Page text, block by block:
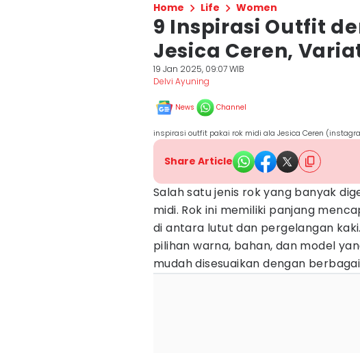
Home Life Women
9 Inspirasi Outfit
Jesica Ceren,
19 Jan 2025, 09:07 WIB
Delvi Ayuning
News Channel
inspirasi outfit pakai rok midi ala Jesica Ceren
Share Article
Salah satu jenis rok yang banyak
midi. Rok ini memiliki panjang
di antara lutut dan pergelangan
pilihan warna, bahan, dan model
mudah disesuaikan dengan